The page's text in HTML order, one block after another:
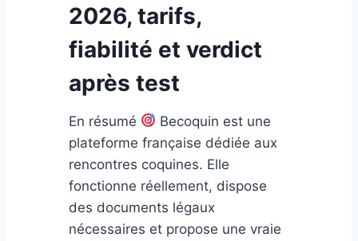
2026, tarifs,
fiabilité et verdict
après test
En résumé
Becoquin est une
plateforme française dédiée aux
rencontres coquines. Elle
fonctionne réellement, dispose
des documents légaux
nécessaires et propose une vraie